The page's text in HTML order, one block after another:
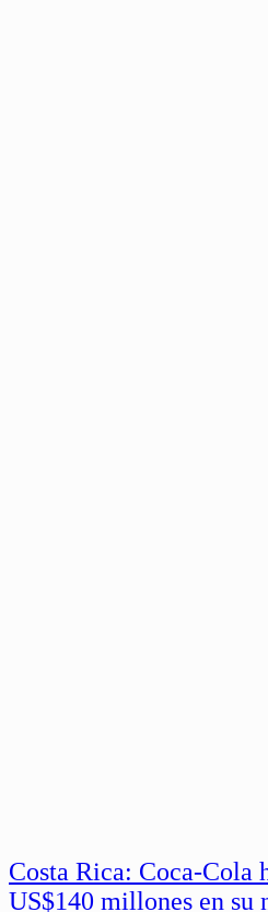
Costa Rica: Coca-Cola
US$140 millones en su